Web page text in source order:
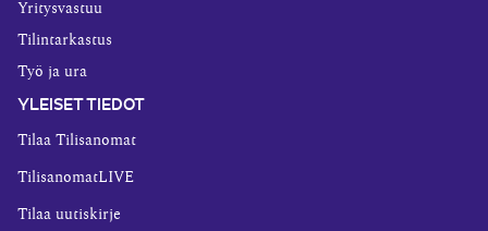
Yritysvastuu
Tilintarkastus
Työ ja ura
YLEISET TIEDOT
Tilaa Tilisanomat
TilisanomatLIVE
Tilaa uutiskirje